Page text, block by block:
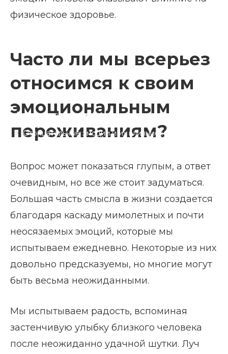
Главная страница
Блог
Отрицательные эмоции и их влияние на
физическое здоровье.
Часто ли мы всерьез
относимся к своим
эмоциональным
переживаниям?
Вопрос может показаться глупым, а ответ
очевидным, но все же стоит задуматься.
Большая часть смысла в жизни создается
благодаря каскаду мимолетных и почти
неосязаемых эмоций, которые мы
испытываем ежедневно. Некоторые из них
довольно предсказуемы, но многие могут
быть весьма неожиданными.
Мы испытываем радость, вспоминая
застенчивую улыбку близкого человека
после неожиданно удачной шутки. Луч